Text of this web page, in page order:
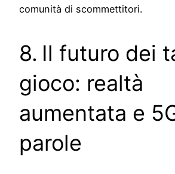
comunità di scommettitori.
8. Il futuro dei
gioco: realtà
aumentata e
parole